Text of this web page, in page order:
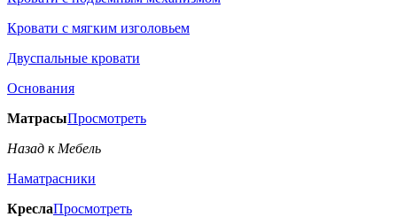
Кровати с мягким изголовьем
Двуспальные кровати
Основания
МатрасыПросмотреть
Назад к Мебель
Наматрасники
КреслаПросмотреть